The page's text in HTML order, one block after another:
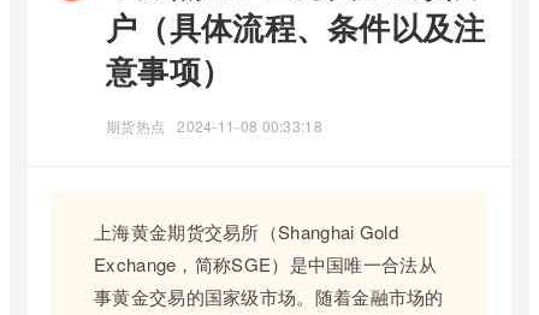
户（具体流程、条件以及注
意事项）
期货热点 2024-11-08 00:33:18
上海黄金期货交易所（Shanghai Gold
Exchange，简称SGE）是中国唯一合法从
事黄金交易的国家级市场。随着金融市场的